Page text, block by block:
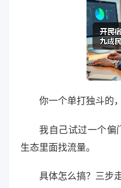
你一个单打独斗的
我自己试过一个
生态里面找流量。
具体怎么搞？三步走